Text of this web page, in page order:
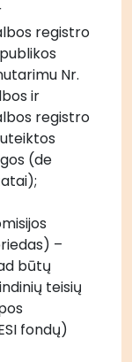
registro
Nr.
ir
registro
(de
–
būtų
teisių
fondų)